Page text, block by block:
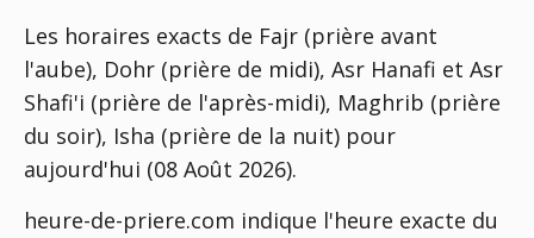
Les horaires exacts de Fajr (prière avant
l'aube), Dohr (prière de midi), Asr Hanafi et Asr
Shafi'i (prière de l'après-midi), Maghrib (prière
du soir), Isha (prière de la nuit) pour
aujourd'hui (08 Août 2026).
heure-de-priere.com indique l'heure exacte du